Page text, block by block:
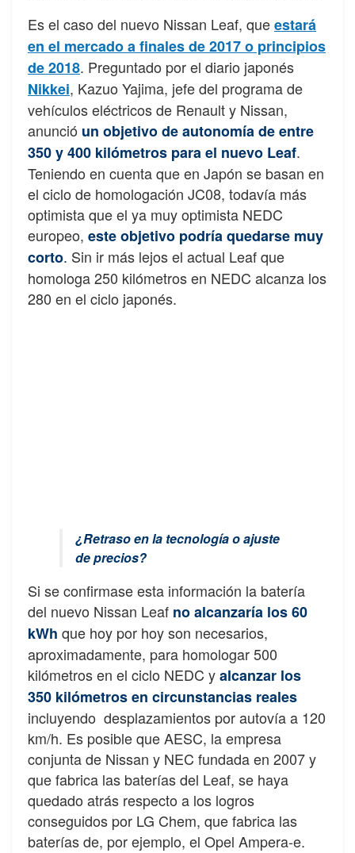
Es el caso del nuevo Nissan Leaf, queestará
en el mercado a finales de 2017 o principios
de 2018. Preguntado por el diario japonés
Nikkei, Kazuo Yajima, jefe del programa de
vehículos eléctricos de Renault y Nissan,
anunció un objetivo de autonomía de entre
350 y 400 kilómetros para el nuevo Leaf.
Teniendo en cuenta que en Japón se basan en
el ciclo de homologación JC08, todavía más
optimista que el ya muy optimista NEDC
europeo, este objetivo podría quedarse muy
corto. Sin ir más lejos el actual Leaf que
homologa 250 kilómetros en NEDC alcanza los
280 en el ciclo japonés.
¿Retraso en la tecnología o ajuste
de precios?
Si se confirmase esta información la batería
del nuevo Nissan Leaf no alcanzaría los 60
kWh que hoy por hoy son necesarios,
aproximadamente, para homologar 500
kilómetros en el ciclo NEDC yalcanzar los
350 kilómetros en circunstancias reales
incluyendo desplazamientos por autovía a 120
km/h. Es posible que AESC, la empresa
conjunta de Nissan y NEC fundada en 2007 y
que fabrica las baterías del Leaf, se haya
quedado atrás respecto a los logros
conseguidos por LG Chem, que fabrica las
baterías de, por ejemplo, el Opel Ampera-e.